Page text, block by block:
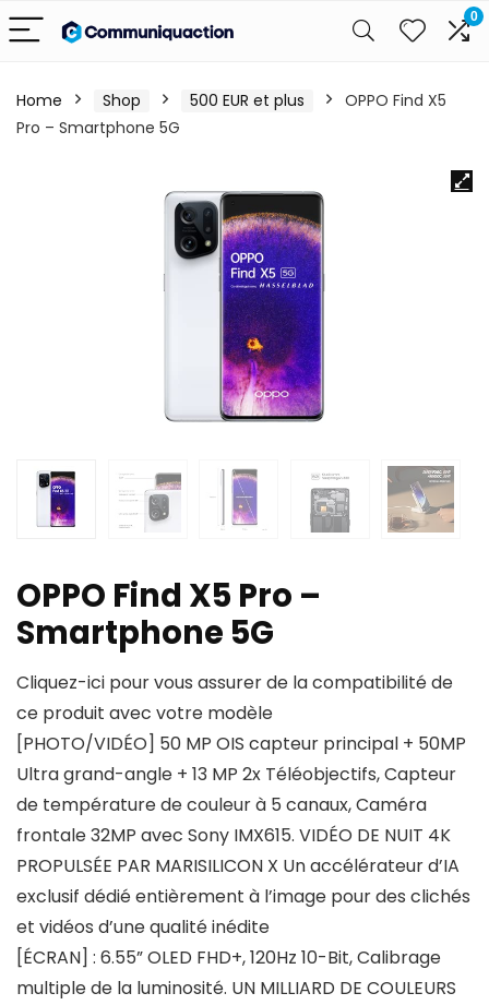
0
Home Shop 500 EUR et plus
OPPO Find X5
Pro – Smartphone 5G
OPPO Find X5 Pro –
Smartphone 5G
Cliquez-ici pour vous assurer de la compatibilité de
ce produit avec votre modèle
[PHOTO/VIDÉO] 50 MP OIS capteur principal + 50MP
Ultra grand-angle + 13 MP 2x Téléobjectifs, Capteur
de température de couleur à 5 canaux, Caméra
frontale 32MP avec Sony IMX615. VIDÉO DE NUIT 4K
PROPULSÉE PAR MARISILICON X Un accélérateur d’IA
exclusif dédié entièrement à l’image pour des clichés
et vidéos d’une qualité inédite
[ÉCRAN] : 6.55” OLED FHD+, 120Hz 10-Bit, Calibrage
multiple de la luminosité. UN MILLIARD DE COULEURS